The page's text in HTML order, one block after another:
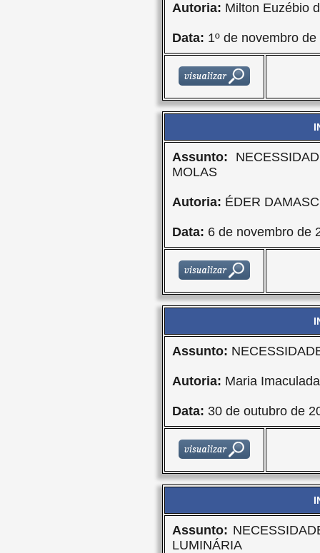
Autoria: Milton Euzébio
Data: 1º de novembro de
Assunto:
MOLAS
Autoria: ÉDER
Data: 6 de novembro de
Assunto:
Autoria: Maria
Data: 30 de outubro de
Assunto:
LUMINÁRIA